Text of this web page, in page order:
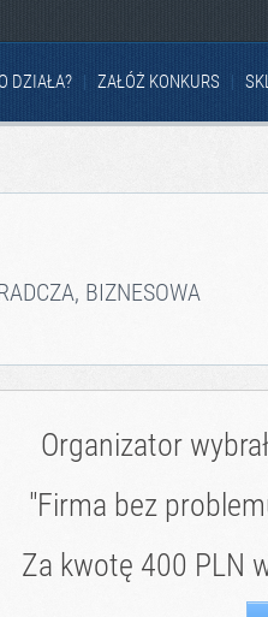
DZIAŁA? ZAŁÓŻ KONKURS
BIZNESOWA
Organizator
"Firma bez
Za kwotę 400 PLN